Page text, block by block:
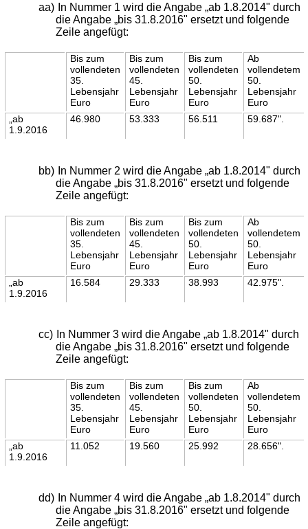
aa)
In Nummer 1 wird die Angabe „ab 1.8.2014" durch
die Angabe „bis 31.8.2016" ersetzt und folgende
Zeile angefügt:
Bis zum
vollendeten
35.
Lebensjahr
Euro
Bis zum
vollendeten
45.
Lebensjahr
Euro
Bis zum
vollendeten
50.
Lebensjahr
Euro
Ab
vollendetem
50.
Lebensjahr
Euro
„ab
1.9.2016
46.980 53.333 56.511 59.687".
bb)
In Nummer 2 wird die Angabe „ab 1.8.2014" durch
die Angabe „bis 31.8.2016" ersetzt und folgende
Zeile angefügt:
Bis zum
vollendeten
35.
Lebensjahr
Euro
Bis zum
vollendeten
45.
Lebensjahr
Euro
Bis zum
vollendeten
50.
Lebensjahr
Euro
Ab
vollendetem
50.
Lebensjahr
Euro
„ab
1.9.2016
16.584 29.333 38.993 42.975".
cc)
In Nummer 3 wird die Angabe „ab 1.8.2014" durch
die Angabe „bis 31.8.2016" ersetzt und folgende
Zeile angefügt:
Bis zum
vollendeten
35.
Lebensjahr
Euro
Bis zum
vollendeten
45.
Lebensjahr
Euro
Bis zum
vollendeten
50.
Lebensjahr
Euro
Ab
vollendetem
50.
Lebensjahr
Euro
„ab
1.9.2016
11.052 19.560 25.992 28.656".
dd)
In Nummer 4 wird die Angabe „ab 1.8.2014" durch
die Angabe „bis 31.8.2016" ersetzt und folgende
Zeile angefügt: